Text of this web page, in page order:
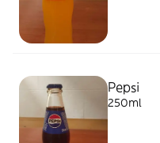
Pepsi
250ml